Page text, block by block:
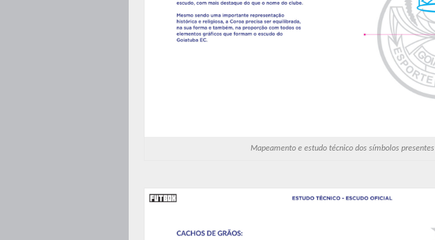
Mapeamento e estudo técnico dos símbolos presentes